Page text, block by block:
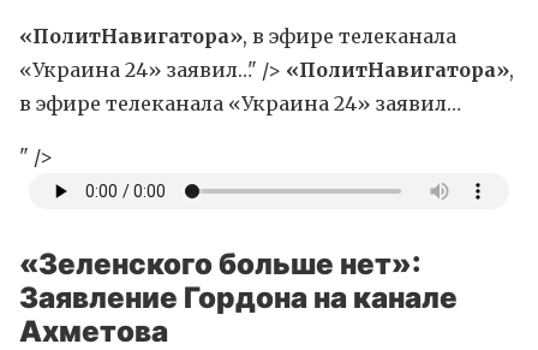
«ПолитНавигатора», в эфире телеканала
«Украина 24» заявил…" /> «ПолитНавигатора»,
в эфире телеканала «Украина 24» заявил…
" />
«Зеленского больше нет»:
Заявление Гордона на канале
Ахметова